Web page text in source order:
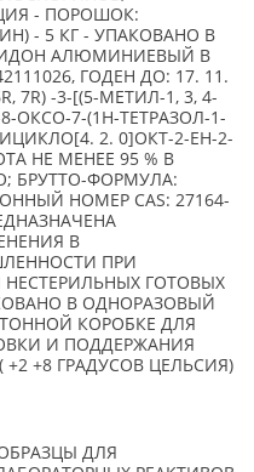
- ПОРОШОК:
- 5 КГ - УПАКОВАНО В
АЛЮМИНИЕВЫЙ В
ГОДЕН ДО: 17. 11.
7R) -3-[(5-МЕТИЛ-1, 3, 4-
7-(1H-ТЕТРАЗОЛ-1-
2. 0]ОКТ-2-ЕН-2-
НЕ МЕНЕЕ 95 % В
БРУТТО-ФОРМУЛА:
НОМЕР CAS: 27164-
В
ПРИ
ГОТОВЫХ
В ОДНОРАЗОВЫЙ
КОРОБКЕ ДЛЯ
И ПОДДЕРЖАНИЯ
+8 ГРАДУСОВ ЦЕЛЬСИЯ)
ДЛЯ